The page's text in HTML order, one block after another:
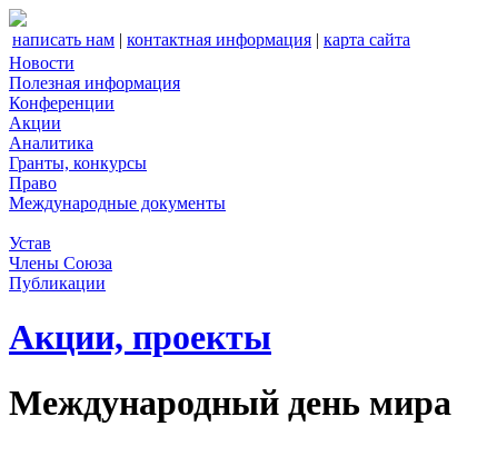
написать нам | контактная информация | карта сайта
Новости
Полезная информация
Конференции
Акции
Аналитика
Гранты, конкурсы
Право
Международные документы
Устав
Члены Союза
Публикации
Акции, проекты
Международный день мира